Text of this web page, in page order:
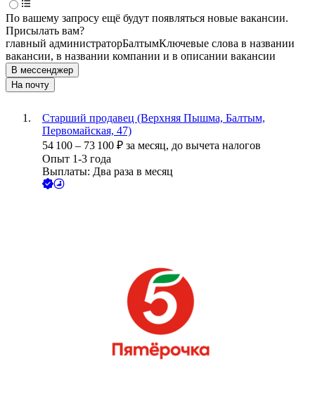
По вашему запросу ещё будут появляться новые вакансии.
Присылать вам?
главный администраторБалтымКлючевые слова в названии
вакансии, в названии компании и в описании вакансии
В мессенджер
На почту
Старший продавец (Верхняя Пышма, Балтым,
Первомайская, 47)
54 100 – 73 100 ₽ за месяц, до вычета налогов
Опыт 1-3 года
Выплаты: Два раза в месяц